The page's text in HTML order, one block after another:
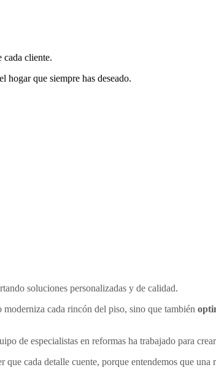
cada cliente.
hogar que siempre has deseado.
soluciones personalizadas y de calidad.
cada rincón del piso, sino que también
de especialistas en reformas ha trabajado para
que cada detalle cuente, porque entendemos que